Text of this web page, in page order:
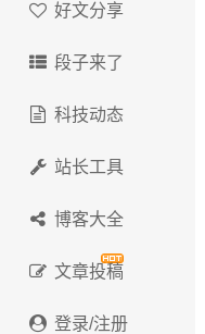
好文分享
段子来了
科技动态
站长工具
博客大全
文章投稿
登录/注册